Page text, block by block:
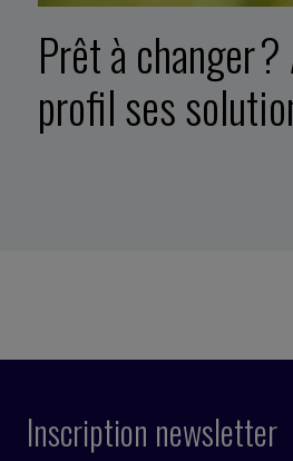
Prêt à changer
profil ses
Inscription newsletter